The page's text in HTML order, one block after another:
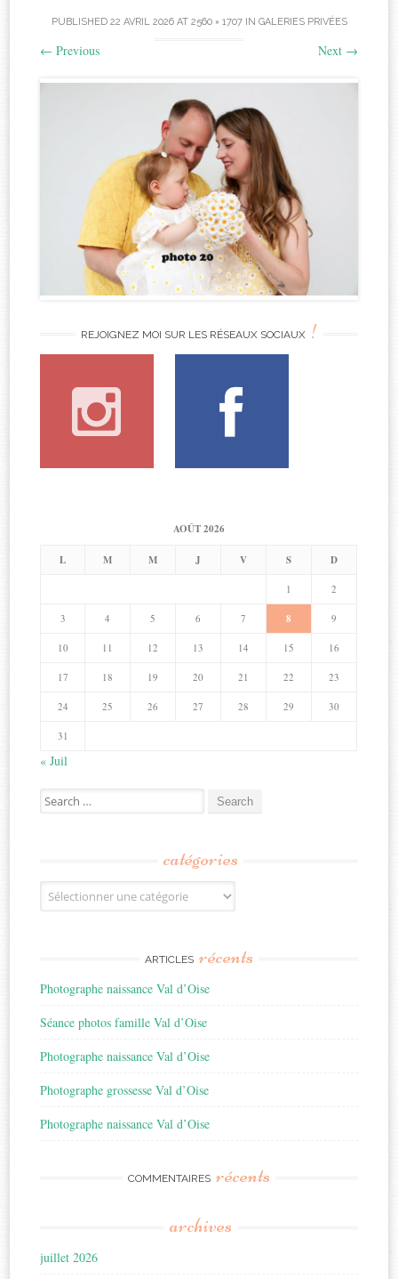
PUBLISHED 22 AVRIL 2026AT 2560 × 1707IN GALERIES PRIVÉES
← Previous Next →
REJOIGNEZ MOI SUR LES RÉSEAUX SOCIAUX !
AOÛT 2026
L M M J V S D
1 2
3 4 5 6 7 8 9
10 11 12 13 14 15 16
17 18 19 20 21 22 23
24 25 26 27 28 29 30
31
« Juil
Search
for:
catégories
Catégories
ARTICLES récents
Photographe naissance Val d’Oise
Séance photos famille Val d’Oise
Photographe naissance Val d’Oise
Photographe grossesse Val d’Oise
Photographe naissance Val d’Oise
COMMENTAIRES récents
archives
juillet 2026